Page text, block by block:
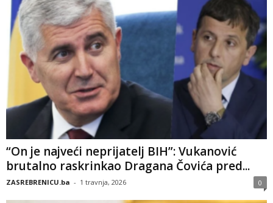
“On je najveći neprijatelj BIH”: Vukanović
brutalno raskrinkao Dragana Čovića pred...
ZASREBRENICU.ba - 1 travnja, 2026 0